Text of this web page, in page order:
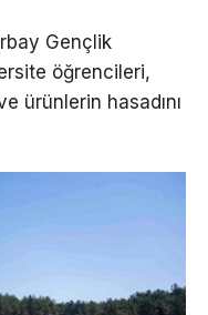
Gençlik
öğrencileri,
ürünlerin hasadını